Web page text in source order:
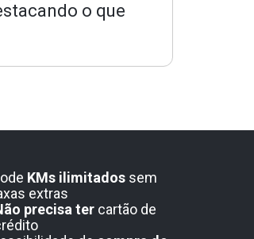
o que
KMs ilimitados sem
extras
precisa tercartão de